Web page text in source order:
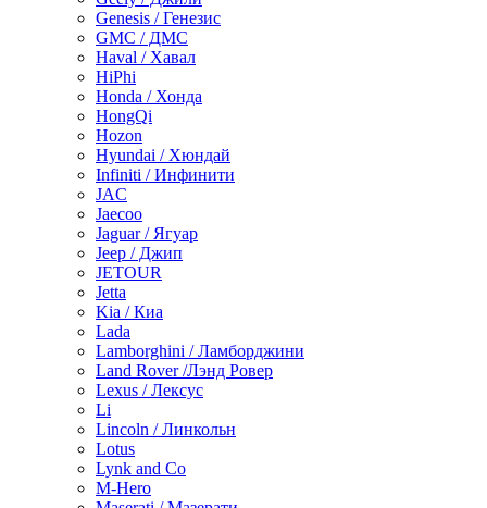
Genesis / Генезис
GMC / ДМС
Haval / Хавал
HiPhi
Honda / Хонда
HongQi
Hozon
Hyundai / Хюндай
Infiniti / Инфинити
JAC
Jaecoo
Jaguar / Ягуар
Jeep / Джип
JETOUR
Jetta
Kia / Киа
Lada
Lamborghini / Ламборджини
Land Rover /Лэнд Ровер
Lexus / Лексус
Li
Lincoln / Линкольн
Lotus
Lynk and Co
M-Hero